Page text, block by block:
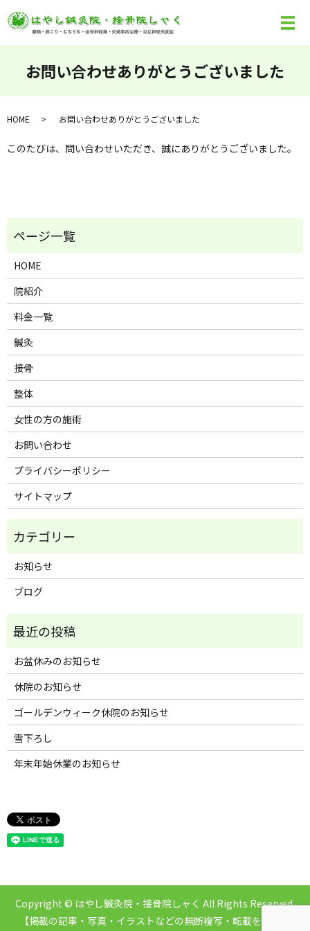
お問い合わせありがとうございました
HOME お問い合わせありがとうございました
このたびは、問い合わせいただき、誠にありがとうございました。
HOME
院紹介
料金一覧
鍼灸
接骨
整体
女性の方の施術
お問い合わせ
プライバシーポリシー
サイトマップ
お知らせ
ブログ
お盆休みのお知らせ
休院のお知らせ
ゴールデンウィーク休院のお知らせ
雪下ろし
年末年始休業のお知らせ
Copyright © はやし鍼灸院・接骨院しャく All Rights Reserved.
【掲載の記事・写真・イラストなどの無断複写・転載を禁じま